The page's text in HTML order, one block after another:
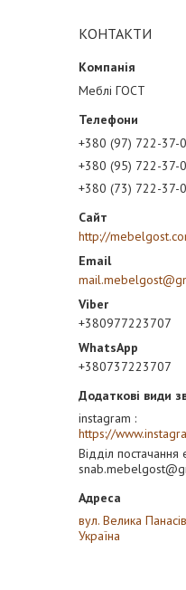
КОНТАКТИ
Меблі ГОСТ
+380 (97) 722-37-
+380 (95) 722-37-
+380 (73) 722-37-
http://
+380977223707
+380737223707
instagram
https://
Відділ постачання
вул. Велика
Україна